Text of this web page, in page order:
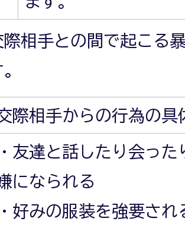
際相手との間で起こる
際相手からの行為の具
・友達と話したり会っ
になられる
・好みの服装を強要され